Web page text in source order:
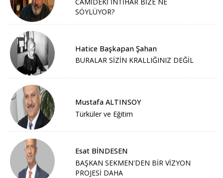
SÖYLÜYOR?
Hatice Başkapan Şahan
BURALAR SİZİN KRALLIĞINIZ DEĞİL
Mustafa ALTINSOY
Türküler ve Eğitim
Esat BİNDESEN
BAŞKAN SEKMEN'DEN BİR VİZYON
PROJESİ DAHA